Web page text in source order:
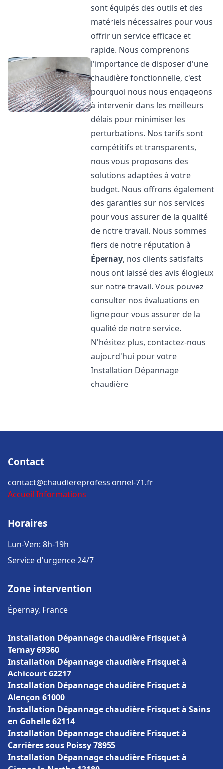
sont équipés des outils et des
matériels nécessaires pour vous
offrir un service efficace et
rapide. Nous comprenons
l'importance de disposer d'une
chaudière fonctionnelle, c'est
pourquoi nous nous engageons
à intervenir dans les meilleurs
délais pour minimiser les
perturbations. Nos tarifs sont
compétitifs et transparents,
nous vous proposons des
solutions adaptées à votre
budget. Nous offrons également
des garanties sur nos services
pour vous assurer de la qualité
de notre travail. Nous sommes
fiers de notre réputation à
Épernay, nos clients satisfaits
nous ont laissé des avis élogieux
sur notre travail. Vous pouvez
consulter nos évaluations en
ligne pour vous assurer de la
qualité de notre service.
N'hésitez plus, contactez-nous
aujourd'hui pour votre
Installation Dépannage
chaudière
Contact
contact@chaudiereprofessionnel-71.fr
Accueil Informations
Horaires
Lun-Ven: 8h-19h
Service d'urgence 24/7
Zone intervention
Épernay, France
Installation Dépannage chaudière Frisquet à
Ternay 69360
Installation Dépannage chaudière Frisquet à
Achicourt 62217
Installation Dépannage chaudière Frisquet à
Alençon 61000
Installation Dépannage chaudière Frisquet à Sains
en Gohelle 62114
Installation Dépannage chaudière Frisquet à
Carrières sous Poissy 78955
Installation Dépannage chaudière Frisquet à